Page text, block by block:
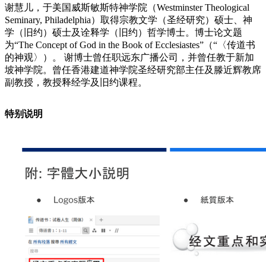
谢慧儿，于美国威斯敏斯特神学院（Westminster Theological
Seminary, Philadelphia）取得宗教文学（圣经研究）硕士、神
学（旧约）硕士及诠释学（旧约）哲学博士。博士论文题
为“The Concept of God in the Book of Ecclesiastes”（“〈传道书
的神观〉）。 谢博士曾任职远东广播公司，并曾任教于新加
坡神学院。曾任香港建道神学院圣经研究部主任及滕近辉教席
副教授，教授释经学及旧约课程。
特别说明